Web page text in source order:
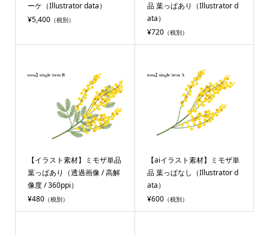
ーケ（Illustrator data）
¥5,400（税別）
品 葉っぱあり（Illustrator d
ata）
¥720（税別）
【イラスト素材】ミモザ単品
葉っぱあり（透過画像 / 高解
像度 / 360ppi）
¥480（税別）
【aiイラスト素材】ミモザ単
品 葉っぱなし（Illustrator d
ata）
¥600（税別）